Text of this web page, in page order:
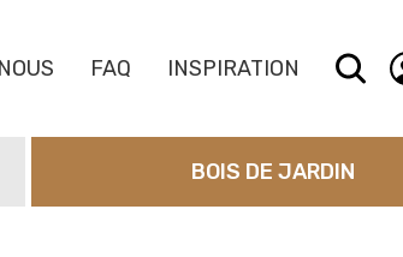
FAQ INSPIRATION
BOIS DE JARDIN